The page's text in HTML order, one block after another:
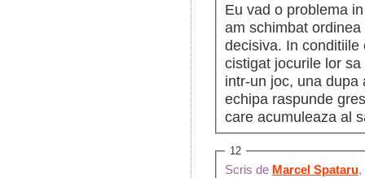
Eu vad o problema
am schimbat
decisiva. In
cistigat jocurile lor
intr-un joc, una dupa
echipa raspunde
care acumuleaza al
12
Scris de Marcel Spataru,